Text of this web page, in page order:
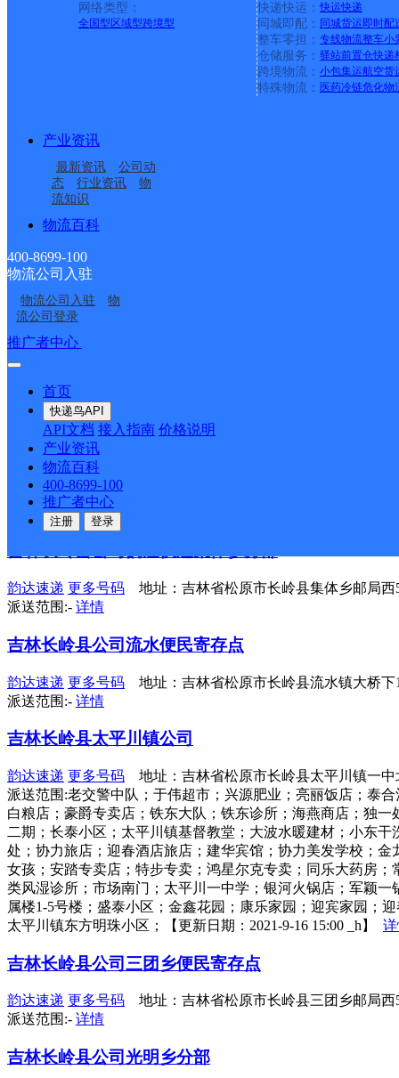
网络类型：
全国型 区域型跨境型
快递快运： 快运快递
同城即配： 同城货运即时配
整车零担： 专线物流整车小
仓储服务： 驿站前置仓快递
跨境物流： 小包集运航空货
特殊物流： 医药冷链危化物
产业资讯
最新资讯
公司动
态
行业资讯
物
流知识
物流百科
400-8699-100
物流公司入驻
物流公司入驻
物
流公司登录
推广者中心
首页
快递鸟API
API文档 接入指南 价格说明
产业资讯
物流百科
400-8699-100
推广者中心
注册 登录
更多号码地址：吉林省松原市长岭县利发盛镇中学
吉林长岭县公司三青山镇便民寄存点
派送范围:-详情
吉林长岭县公司前七号镇便民寄存点
派送范围:-详情
吉林长岭县公司巨宝山镇分部
韵达速递 更多号码
派送范围:巨宝山镇；
吉林长岭县公司新安镇便民分部
韵达速递 更多号码
派送范围:-详情
吉林长岭县公司三十号乡便民服务点
韵达速递 更多号码
派送范围:-详情
韵达速递 更多号码 地址：吉林省松原市长岭县集体乡邮局西
派送范围:- 详情
吉林长岭县公司流水便民寄存点
韵达速递 更多号码 地址：吉林省松原市长岭县流水镇大桥下
派送范围:- 详情
吉林长岭县太平川镇公司
韵达速递 更多号码 地址：吉林省松原市长岭县太平川镇一中
派送范围:老交警中队；于伟超市；兴源肥业；亮丽饭店；泰
白粮店；豪爵专卖店；铁东大队；铁东诊所；海燕商店；独
二期；长泰小区；太平川镇基督教堂；大波水暖建材；小东
处；协力旅店；迎春酒店旅店；建华宾馆；协力美发学校；
女孩；安踏专卖店；特步专卖；鸿星尔克专卖；同乐大药房
类风湿诊所；市场南门；太平川一中学；银河火锅店；军颖
属楼1-5号楼；盛泰小区；金鑫花园；康乐家园；迎宾家园；
太平川镇东方明珠小区；【更新日期：2021-9-16 15:00 _h】
吉林长岭县公司三团乡便民寄存点
韵达速递 更多号码 地址：吉林省松原市长岭县三团乡邮局西
派送范围:- 详情
吉林长岭县公司光明乡分部